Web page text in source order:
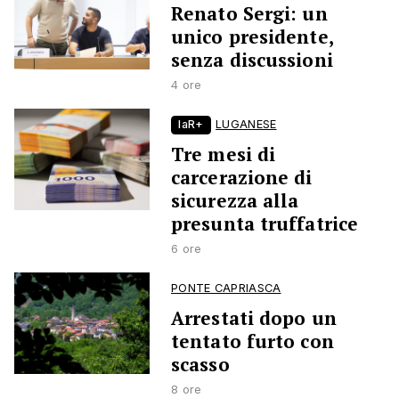
Renato Sergi: un
unico presidente,
senza discussioni
4 ore
laR+ LUGANESE
Tre mesi di
carcerazione di
sicurezza alla
presunta truffatrice
6 ore
PONTE CAPRIASCA
Arrestati dopo un
tentato furto con
scasso
8 ore